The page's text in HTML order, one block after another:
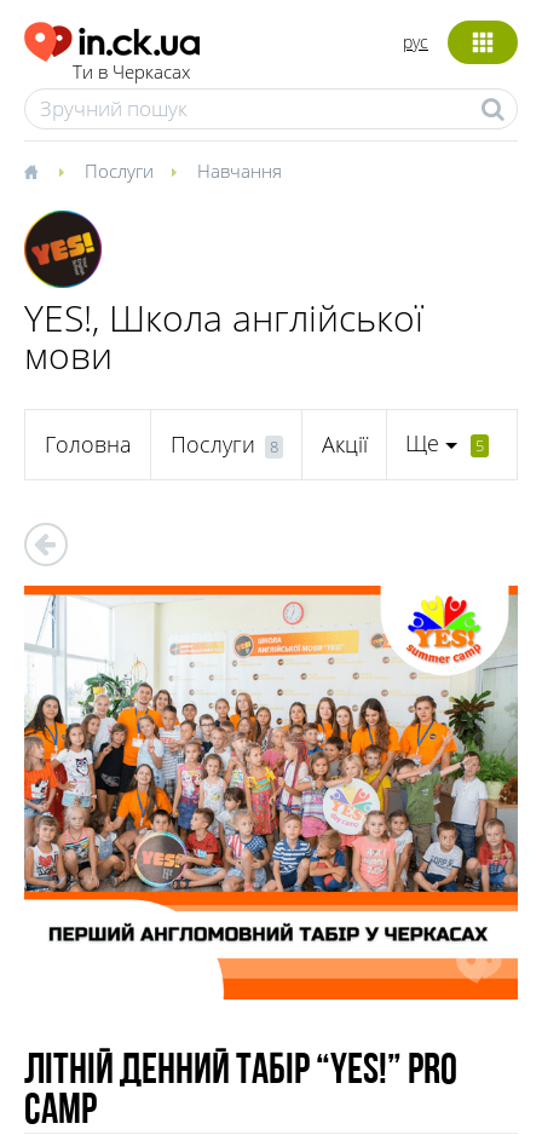
Ти в Черкасах
рус
Послуги Навчання
YES!, Школа англійської
мови
Головна Послуги 8 Акції Ще 5
Літній денний табір “YES!” Pro
Camp